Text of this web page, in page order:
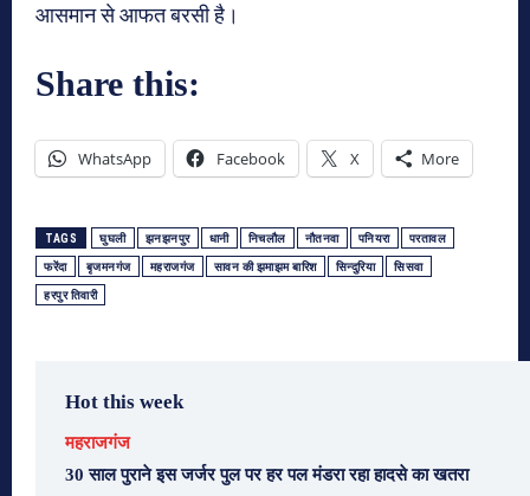
आसमान से आफत बरसी है।
Share this:
WhatsApp Facebook X More
TAGS घुघली झनझनपुर धानी निचलौल नौतनवा पनियरा परतावल
फरेंदा बृजमनगंज महराजगंज सावन की झमाझम बारिश सिन्दुरिया सिसवा
हरपुर तिवारी
Hot this week
महराजगंज
30 साल पुराने इस जर्जर पुल पर हर पल मंडरा रहा हादसे का खतरा